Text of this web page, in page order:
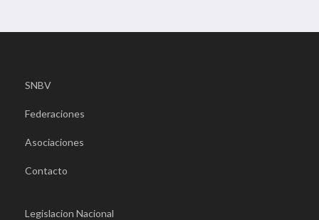
SNBV
Federaciones
Asociaciones
Contacto
Legislacion Nacional